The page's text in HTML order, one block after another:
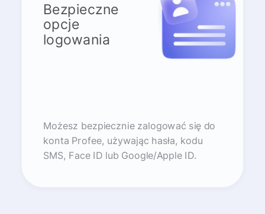
Bezpieczne
opcje
logowania
Możesz bezpiecznie zalogować się do
konta Profee, używając hasła, kodu
SMS, Face ID lub Google/Apple ID.